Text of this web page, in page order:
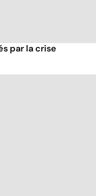
par la crise